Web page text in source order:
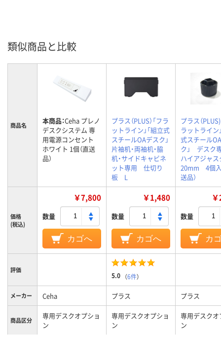
類似商品と比較
商品名 本商品：Ceha プレノ
デスクシステム 専
用電源コンセント
ホワイト 1個（直送
品）
プラス（PLUS）「フラ
ットライン」「組立式
スチールOAデスク」
片袖机・両袖机・脇
机・サイドキャビネ
ット専用 仕切り
板 L
プラス（
ラットライン
式スチール
ク」 デス
ハイアジャス
20mm 4個入
送品）
価格
(税込)
￥7,800
数量
カゴへ
￥1,480
数量
カゴへ
数量
カ
評価
5.0 （6件）
メーカー Ceha プラス プラス
商品区分
専用デスクオプショ
ン
専用デスクオプショ
ン
専用デスクオ
ン